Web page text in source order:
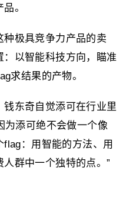
。
极具竞争力产品的卖
以智能科技方向，瞄准
求结果的产物。
东奇自觉添可在行业里
为添可绝不会做一个像
：用智能的方法、用
群中一个独特的点。”